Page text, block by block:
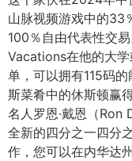
山脉视频游戏中的33
100％自由代表性交
Vacations在他的大
单，可以拥有115码
斯菜肴中的休斯顿赢
名人罗恩·戴恩（Ron
全新的四分之一四分
作，您可以在内华达